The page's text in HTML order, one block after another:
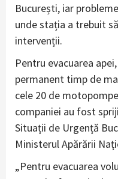
București, iar
unde stația a trebuit
intervenții.
Pentru evacuarea
permanent timp de
cele 20 de
companiei au fost
Situații de Urgență
Ministerul Apărării
„Pentru evacuarea